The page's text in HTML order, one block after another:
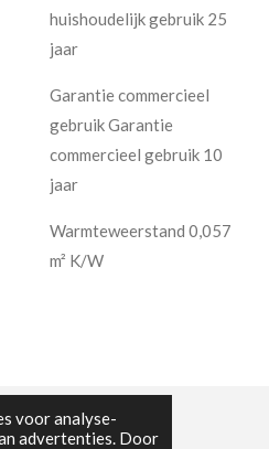
voor analyse-
advertenties. Door
huishoudelijk gebruik 25
jaar
Garantie commercieel
gebruik Garantie
commercieel gebruik 10
jaar
Warmteweerstand 0,057
m² K/W